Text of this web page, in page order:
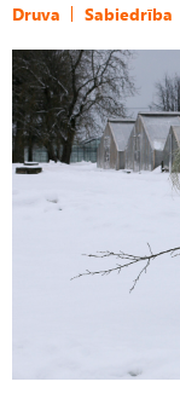
Druva Sabiedrība